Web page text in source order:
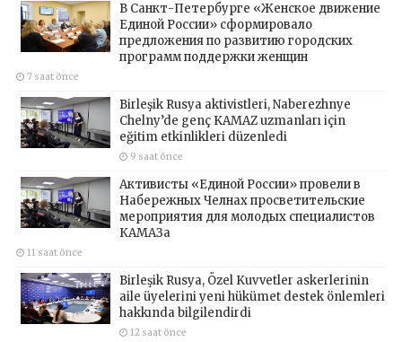
В Санкт-Петербурге «Женское движение
Единой России» сформировало
предложения по развитию городских
программ поддержки женщин
7 saat önce
Birleşik Rusya aktivistleri, Naberezhnye
Chelny’de genç KAMAZ uzmanları için
eğitim etkinlikleri düzenledi
9 saat önce
Активисты «Единой России» провели в
Набережных Челнах просветительские
мероприятия для молодых специалистов
КАМАЗа
11 saat önce
Birleşik Rusya, Özel Kuvvetler askerlerinin
aile üyelerini yeni hükümet destek önlemleri
hakkında bilgilendirdi
12 saat önce